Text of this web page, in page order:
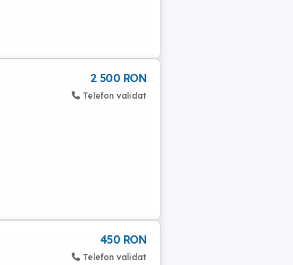
2 500 RON
Telefon validat
450 RON
Telefon validat